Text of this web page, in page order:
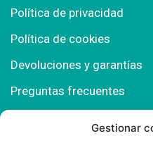
Gestionar
Política de privacidad
Política de cookies
Devoluciones y garantías
Preguntas frecuentes